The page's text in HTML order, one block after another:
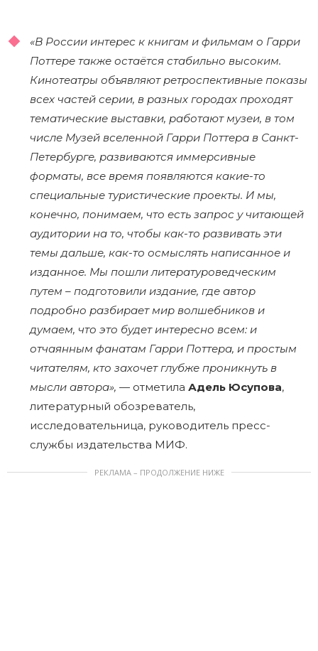
«В России интерес к книгам и фильмам о Гарри
Поттере также остаётся стабильно высоким.
Кинотеатры объявляют ретроспективные показы
всех частей серии, в разных городах проходят
тематические выставки, работают музеи, в том
числе Музей вселенной Гарри Поттера в Санкт-
Петербурге, развиваются иммерсивные
форматы, все время появляются какие-то
специальные туристические проекты. И мы,
конечно, понимаем, что есть запрос у читающей
аудитории на то, чтобы как-то развивать эти
темы дальше, как-то осмыслять написанное и
изданное. Мы пошли литературоведческим
путем ­– подготовили издание, где автор
подробно разбирает мир волшебников и
думаем, что это будет интересно всем: и
отчаянным фанатам Гарри Поттера, и простым
читателям, кто захочет глубже проникнуть в
мысли автора», — отметила Адель Юсупова,
литературный обозреватель,
исследовательница, руководитель пресс-
службы издательства МИФ.
РЕКЛАМА – ПРОДОЛЖЕНИЕ НИЖЕ